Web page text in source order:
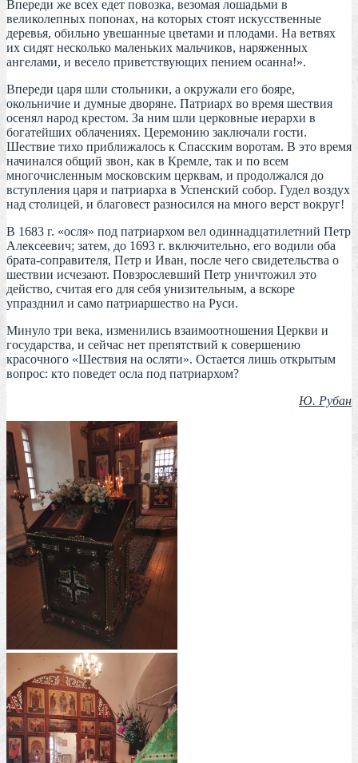
Впереди же всех едет повозка, везомая лошадьми в
великолепных попонах, на которых стоят искусственные
деревья, обильно увешанные цветами и плодами. На ветвях
их сидят несколько маленьких мальчиков, наряженных
ангелами, и весело приветствующих пением осанна!».
Впереди царя шли стольники, а окружали его бояре,
окольничие и думные дворяне. Патриарх во время шествия
осенял народ крестом. За ним шли церковные иерархи в
богатейших облачениях. Церемонию заключали гости.
Шествие тихо приближалось к Спасским воротам. В это время
начинался общий звон, как в Кремле, так и по всем
многочисленным московским церквам, и продолжался до
вступления царя и патриарха в Успенский собор. Гудел воздух
над столицей, и благовест разносился на много верст вокруг!
В 1683 г. «осля» под патриархом вел одиннадцатилетний Петр
Алексеевич; затем, до 1693 г. включительно, его водили оба
брата-соправителя, Петр и Иван, после чего свидетельства о
шествии исчезают. Повзрослевший Петр уничтожил это
действо, считая его для себя унизительным, а вскоре
упразднил и само патриаршество на Руси.
Минуло три века, изменились взаимоотношения Церкви и
государства, и сейчас нет препятствий к совершению
красочного «Шествия на осляти». Остается лишь открытым
вопрос: кто поведет осла под патриархом?
Ю. Рубан